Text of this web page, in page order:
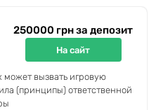
250000 грн за депозит
На сайт
может вызвать игровую
(принципы) ответственной